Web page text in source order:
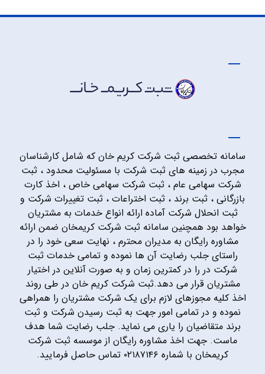
سامانه تخصصی ثبت شرکت کریم خان که شامل کارشناسان
مجرب در زمینه های ثبت شرکت با مسئولیت محدود ، ثبت
شرکت سهامی عام ، ثبت شرکت سهامی خاص ، اخذ کارت
بازرگانی ، ثبت برند ، ثبت اختراعات ، ثبت تغییرات شرکت و
ثبت انحلال شرکت آماده ارائه انواع خدمات به مشتریان
خواهد بود همچنین سامانه ثبت شرکت کریمخان ضمن ارائه
مشاوره رایگان به مدیران محترم ، نهایت سعی خود را در
راستای جلب رضایت آن ها نموده و تمامی خدمات ثبت
شرکت در را در کمترین زمان و به صورت آنلاین در اختیار
مشتریان قرار می دهد.ثبت شرکت کریم خان در طی روند
اخذ کلیه مجوزهای لازم برای یک شرکت مشتریان را همراهی
نموده و در تمامی امور جهت به ثبت رسیدن شرکت و ثبت
برند متقاضیان را یاری می نماید. جلب رضایت شما هدف
ماست. جهت اخذ مشاوره رایگان از موسسه ثبت شرکت
کریمخان با شماره ۰۲۱۸۷۱۴۶ تماس حاصل فرمایید.